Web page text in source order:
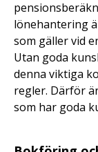
lönehantering
som gäller vid
Utan goda
denna viktiga
regler. Därför
som har goda